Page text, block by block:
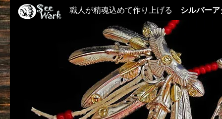
職人が精魂込めて作り上げる シルバー